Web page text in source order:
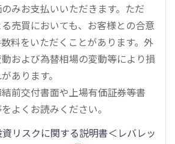
みお支払いいただきます。ただ
売買においても、お客様との合意
料をいただくことがあります。外
および為替相場の変動等により損
あります。
前交付書面や上場有価証券等書
よくお読みください。
リスクに関する説明書＜レバレッ